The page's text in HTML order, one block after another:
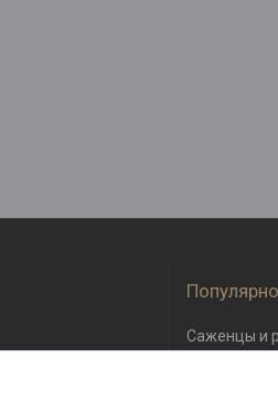
Саженцы и